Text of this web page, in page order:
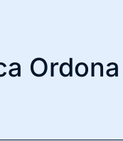
Ordona